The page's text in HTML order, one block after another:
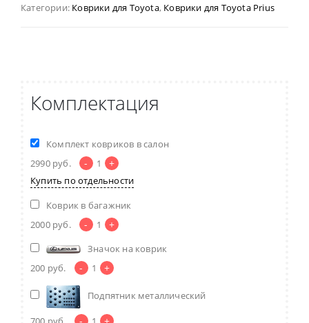
Категории: Коврики для Toyota, Коврики для Toyota Prius
Комплектация
Комплект ковриков в салон
2990 руб. - 1 +
Купить по отдельности
Коврик в багажник
2000 руб. - 1 +
Значок на коврик
200 руб. - 1 +
Подпятник металлический
- +